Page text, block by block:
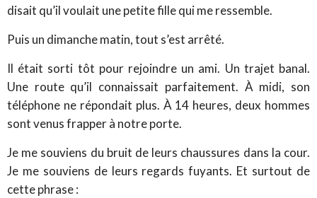
disait qu’il voulait une petite fille qui me ressemble.
Puis un dimanche matin, tout s’est arrêté.
Il était sorti tôt pour rejoindre un ami. Un trajet banal.
Une route qu’il connaissait parfaitement. À midi, son
téléphone ne répondait plus. À 14 heures, deux hommes
sont venus frapper à notre porte.
Je me souviens du bruit de leurs chaussures dans la cour.
Je me souviens de leurs regards fuyants. Et surtout de
cette phrase :